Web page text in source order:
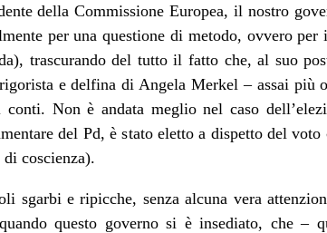
della Commissione Europea, il nostro
per una questione di metodo, ovvero
trascurando del tutto il fatto che, al suo
e delfina di Angela Merkel – assai più
Non è andata meglio nel caso
del Pd, è stato eletto a dispetto del
coscienza).
sgarbi e ripicche, senza alcuna vera
questo governo si è insediato, che –